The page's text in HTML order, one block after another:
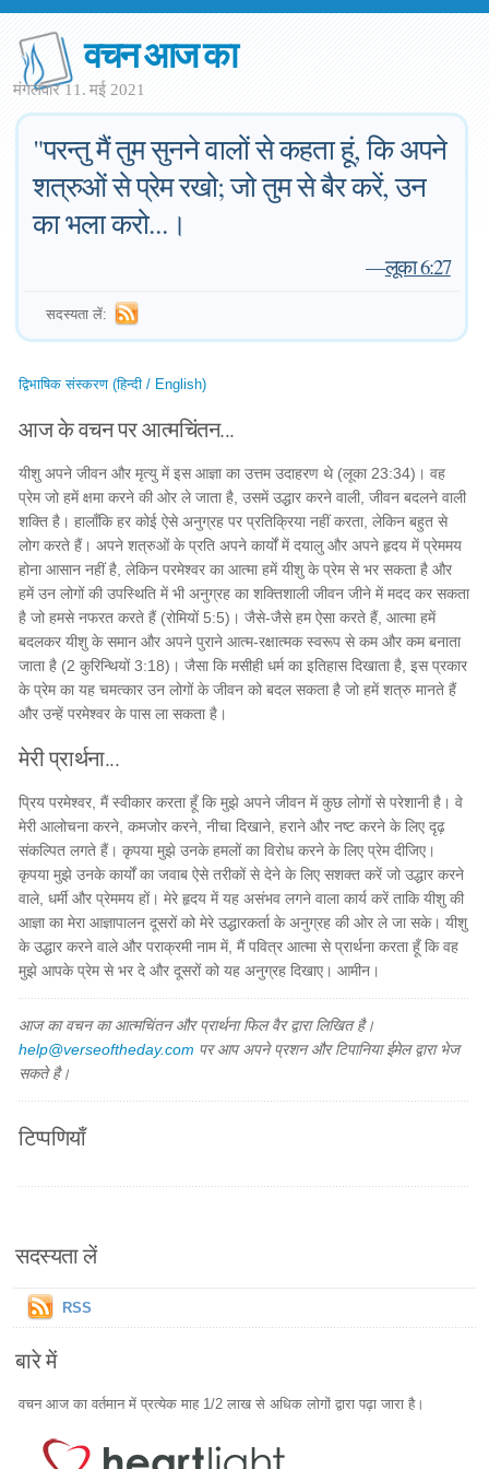
वचन आज का
मंगलवार 11. मई 2021
"परन्तु मैं तुम सुनने वालों से कहता हूं, कि अपने
शत्रुओं से प्रेम रखो; जो तुम से बैर करें, उन
का भला करो...।
—लूका 6:27
सदस्यता लें:
द्विभाषिक संस्करण (हिन्दी / English)
आज के वचन पर आत्मचिंतन...
यीशु अपने जीवन और मृत्यु में इस आज्ञा का उत्तम उदाहरण थे (लूका 23:34)। वह
प्रेम जो हमें क्षमा करने की ओर ले जाता है, उसमें उद्धार करने वाली, जीवन बदलने वाली
शक्ति है। हालाँकि हर कोई ऐसे अनुग्रह पर प्रतिक्रिया नहीं करता, लेकिन बहुत से
लोग करते हैं। अपने शत्रुओं के प्रति अपने कार्यों में दयालु और अपने हृदय में प्रेममय
होना आसान नहीं है, लेकिन परमेश्वर का आत्मा हमें यीशु के प्रेम से भर सकता है और
हमें उन लोगों की उपस्थिति में भी अनुग्रह का शक्तिशाली जीवन जीने में मदद कर सकता
है जो हमसे नफरत करते हैं (रोमियों 5:5)। जैसे-जैसे हम ऐसा करते हैं, आत्मा हमें
बदलकर यीशु के समान और अपने पुराने आत्म-रक्षात्मक स्वरूप से कम और कम बनाता
जाता है (2 कुरिन्थियों 3:18)। जैसा कि मसीही धर्म का इतिहास दिखाता है, इस प्रकार
के प्रेम का यह चमत्कार उन लोगों के जीवन को बदल सकता है जो हमें शत्रु मानते हैं
और उन्हें परमेश्वर के पास ला सकता है।
मेरी प्रार्थना...
प्रिय परमेश्वर, मैं स्वीकार करता हूँ कि मुझे अपने जीवन में कुछ लोगों से परेशानी है। वे
मेरी आलोचना करने, कमजोर करने, नीचा दिखाने, हराने और नष्ट करने के लिए दृढ़
संकल्पित लगते हैं। कृपया मुझे उनके हमलों का विरोध करने के लिए प्रेम दीजिए।
कृपया मुझे उनके कार्यों का जवाब ऐसे तरीकों से देने के लिए सशक्त करें जो उद्धार करने
वाले, धर्मी और प्रेममय हों। मेरे हृदय में यह असंभव लगने वाला कार्य करें ताकि यीशु की
आज्ञा का मेरा आज्ञापालन दूसरों को मेरे उद्धारकर्ता के अनुग्रह की ओर ले जा सके। यीशु
के उद्धार करने वाले और पराक्रमी नाम में, मैं पवित्र आत्मा से प्रार्थना करता हूँ कि वह
मुझे आपके प्रेम से भर दे और दूसरों को यह अनुग्रह दिखाए। आमीन।
आज का वचन का आत्मचिंतन और प्रार्थना फिल वैर द्वारा लिखित है।
help@verseoftheday.com पर आप अपने प्रशन और टिपानिया ईमेल द्वारा भेज
सकते है।
टिप्पणियाँ
सदस्यता लें
RSS
बारे में
वचन आज का वर्तमान में प्रत्येक माह 1/2 लाख से अधिक लोगों द्वारा पढ़ा जारा है।